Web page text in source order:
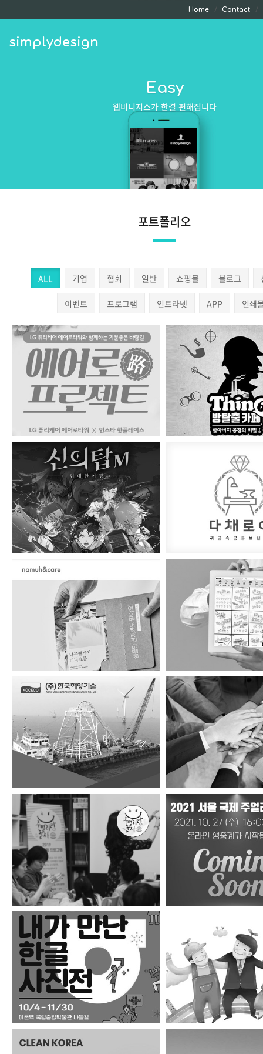
Home Contact
simplydesign
Easy
웹비니지스가 한결 편해집니다
포트폴리오
ALL 기업 협회 일반 쇼핑몰 블로그
이벤트 프로그램 인트라넷 APP 인쇄
LG 에어로타워 ThinQ 방탈출
엔젤게임즈_지스타2021 2021 주얼리라
나무앤케어 JDC
(주)한국해양기술 (사)한국귀금보석
주얼리랑 놀자 서울국제주얼리컨
내가 만난 한글 사진전 (사)한국주얼리산